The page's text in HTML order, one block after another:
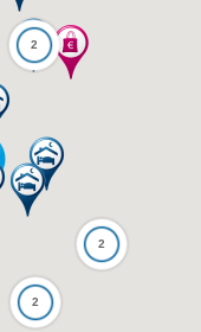
2
2
2